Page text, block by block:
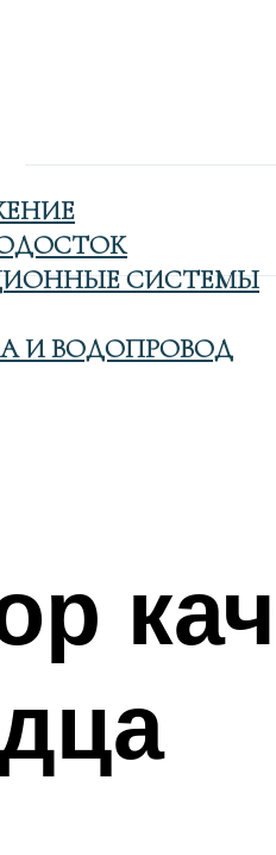
СИСТЕМЫ
И ВОДОПРОВОД